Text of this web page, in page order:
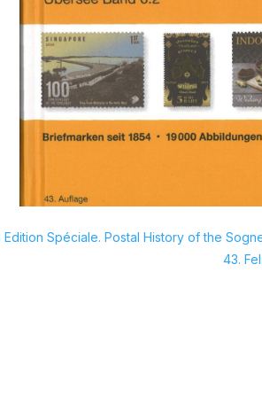
Edition Spéciale. Postal History of the
43.